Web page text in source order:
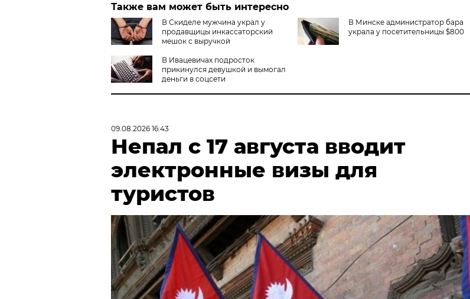
Также вам может быть интересно
В Скиделе мужчина украл у
продавщицы инкассаторский
мешок с выручкой
В Минске администратор бара
украла у посетительницы $800
В Ивацевичах подросток
прикинулся девушкой и вымогал
деньги в соцсети
09.08.2026 16:43
Непал с 17 августа вводит
электронные визы для
туристов